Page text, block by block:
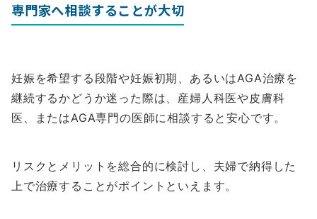
専門家へ相談することが大切
妊娠を希望する段階や妊娠初期、あるいはAGA治療を
継続するかどうか迷った際は、産婦人科医や皮膚科
医、またはAGA専門の医師に相談すると安心です。
リスクとメリットを総合的に検討し、夫婦で納得した
上で治療することがポイントといえます。